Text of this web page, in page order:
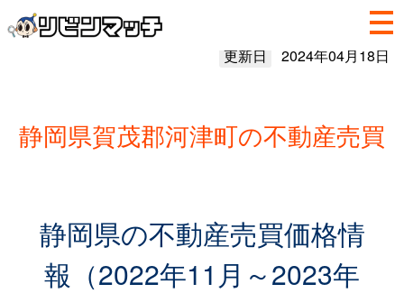
更新日 2024年04月18日
静岡県賀茂郡河津町の不動産売買
静岡県の不動産売買価格情
報（2022年11月～2023年